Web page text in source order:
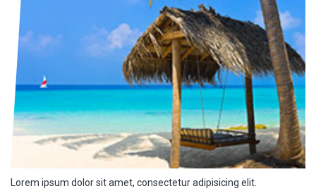
Lorem ipsum dolor sit amet, consectetur adipisicing elit.